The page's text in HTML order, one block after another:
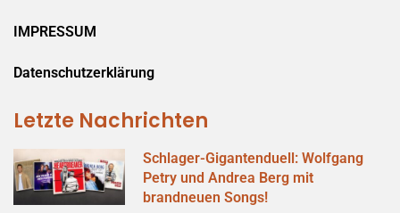
IMPRESSUM
Datenschutzerklärung
Letzte Nachrichten
Schlager-Gigantenduell: Wolfgang
Petry und Andrea Berg mit
brandneuen Songs!